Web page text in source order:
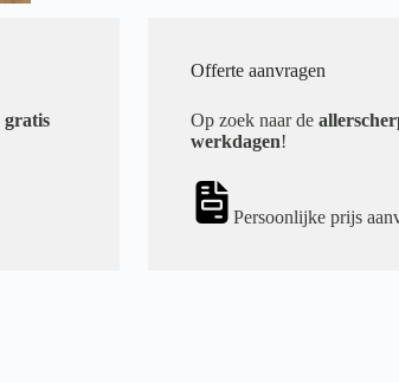
gratis
Offerte aanvragen
Op zoek naar de
werkdagen!
Persoonlijke prijs